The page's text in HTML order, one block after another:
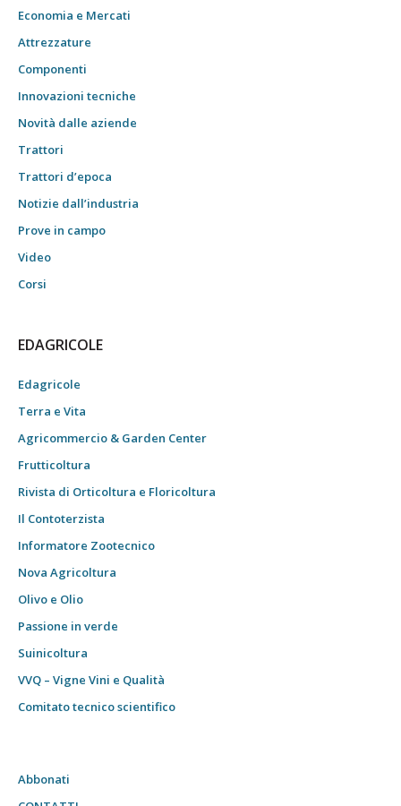
Economia e Mercati
Attrezzature
Componenti
Innovazioni tecniche
Novità dalle aziende
Trattori
Trattori d’epoca
Notizie dall’industria
Prove in campo
Video
Corsi
EDAGRICOLE
Edagricole
Terra e Vita
Agricommercio & Garden Center
Frutticoltura
Rivista di Orticoltura e Floricoltura
Il Contoterzista
Informatore Zootecnico
Nova Agricoltura
Olivo e Olio
Passione in verde
Suinicoltura
VVQ – Vigne Vini e Qualità
Comitato tecnico scientifico
Abbonati